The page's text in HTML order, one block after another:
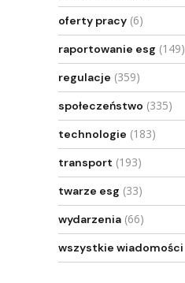
oferty pracy (6)
raportowanie esg (149)
regulacje (359)
społeczeństwo (335)
technologie (183)
transport (193)
twarze esg (33)
wydarzenia (66)
wszystkie wiadomości